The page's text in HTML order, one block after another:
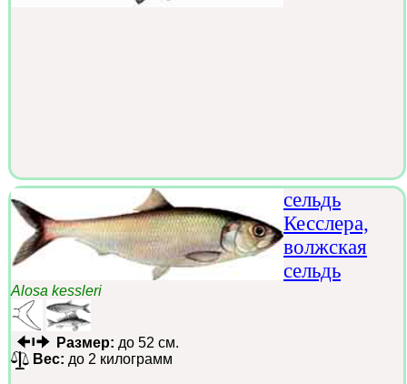
сельдь
Кесслера,
волжская
сельдь
Alosa kessleri
Размер: до 52 см.
Вес: до 2 килограмм